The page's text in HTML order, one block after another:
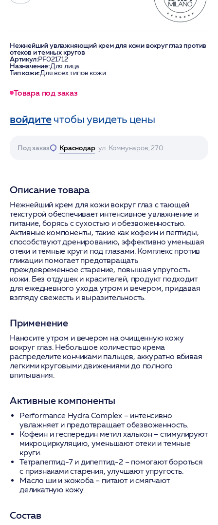
Нежнейший увлажняющий крем для кожи вокруг глаз против
отеков и темных кругов
Артикул:PF021712
Назначение:Для лица
Тип кожи:Для всех типов кожи
Товара под заказ
войдитечтобы увидеть цены
Под заказ Краснодар ул. Коммунаров, 270
Описание товара
Нежнейший крем для кожи вокруг глаз с тающей
текстурой обеспечивает интенсивное увлажнение и
питание, борясь с сухостью и обезвоженностью.
Активные компоненты, такие как кофеин и пептиды,
способствуют дренированию, эффективно уменьшая
отеки и темные круги под глазами. Комплекс против
гликации помогает предотвращать
преждевременное старение, повышая упругость
кожи. Без отдушек и красителей, продукт подходит
для ежедневного ухода утром и вечером, придавая
взгляду свежесть и выразительность.
Применение
Наносите утром и вечером на очищенную кожу
вокруг глаз. Небольшое количество крема
распределите кончиками пальцев, аккуратно вбивая
легкими круговыми движениями до полного
впитывания.
Активные компоненты
Performance Hydra Complex – интенсивно
увлажняет и предотвращает обезвоженность.
Кофеин и геспередин метил халькон– стимулируют
микроциркуляцию, уменьшают отеки и темные
круги.
Тетрапептид-7 и дипептид-2– помогают бороться
с признаками старения, улучшают упругость.
Масло ши и жожоба– питают и смягчают
деликатную кожу.
Состав